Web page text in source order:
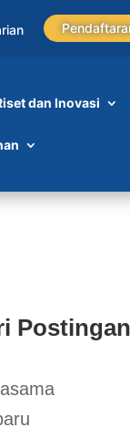
dan Inovasi
Postingan